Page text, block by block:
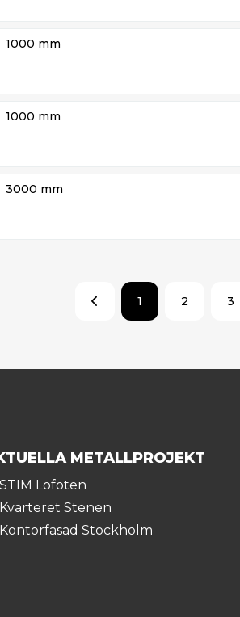
1000 mm
1000 mm
3000 mm
1 2 3
METALLPROJEKT
STIM Lofoten
Kvarteret Stenen
Kontorfasad Stockholm